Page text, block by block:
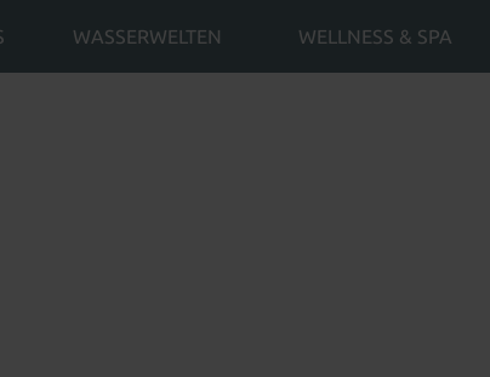
WASSERWELTEN WELLNESS & SPA